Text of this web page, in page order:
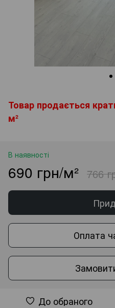
Товар продається
м²
В наявності
690 грн/м² 766
Оплата
До обраного